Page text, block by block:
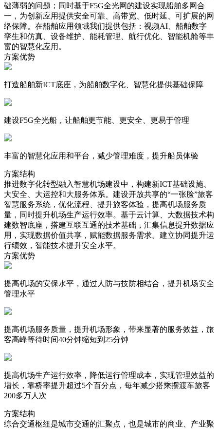
础薄弱的问题；同时基于F5G全光网的建设实现船舶多网合
一，为创新应用提供安全可靠、高带宽、低时延、可扩展的网
络保障。在船舶应用领域我们提供包括：视频AI、船舶数字
孪生和仿真、设备维护、能耗管理、航行优化、智能机舱等丰
富的智慧化应用。
方案优势
打造船舶新ICT底座，为船舶数字化、智慧化提供基础保障
建设F5G全光船，让船舶更节能、更安全、更易于管理
丰富的智慧化应用和平台，减少管理难度，提升船员体验
方案结构
推进数字化转型融入智慧机场建设中，构建新ICT基础设施、
大安全、大运控和大服务体系。建设开放共享的“一张脸”旅客
智慧服务系统，优化流程、提升旅客体验，提高机场服务质
量，同时提升机场生产运行效率。基于云计算、大数据技术构
建数智底座，搭建互联互通的技术基础，汇集信息提升数据应
用，实现数据价值共享，赋能数据服务需求。建立协同提升运
行绩效，智能技术提升安全水平。
方案优势
提高机场的安保水平，通过人防与技防相结合，提升机场安全
管理水平
提高机场服务质量，提升机场形象，带来显著的服务效益，旅
客高峰等待时间40分钟缩短到25分钟
提高机场生产运行效率，降低运行管理成本，实现管理效益的
增长，靠桥率提升超过5个百分点，每年减少搭乘摆渡车旅客
200多万人次
方案结构
综合交通枢纽是城市交通的汇聚点，也是城市的商业、产业聚